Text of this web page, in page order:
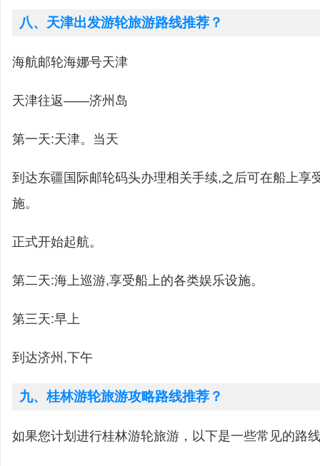
八、天津出发游轮旅游路线推荐？
海航邮轮海娜号天津
天津往返——济州岛
第一天:天津。当天
到达东疆国际邮轮码头办理相关手续,之后可在船上享
施。
正式开始起航。
第二天:海上巡游,享受船上的各类娱乐设施。
第三天:早上
到达济州,下午
九、桂林游轮旅游攻略路线推荐？
如果您计划进行桂林游轮旅游，以下是一些常见的路